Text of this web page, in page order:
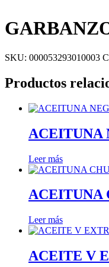
SKU: 000053293010003
Productos
ACEITUNA
Leer más
ACEITUNA
Leer más
ACEITE V